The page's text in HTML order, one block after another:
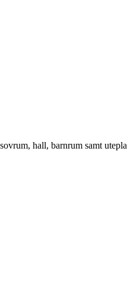
hall, barnrum samt